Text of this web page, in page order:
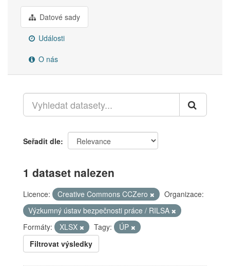
Datové sady
Události
O nás
Seřadit dle
1 dataset nalezen
Licence: Creative Commons CCZero
Organizace:
Výzkumný ústav bezpečnosti práce / RILSA
Formáty:
XLSX Tagy:
ÚP
Filtrovat výsledky